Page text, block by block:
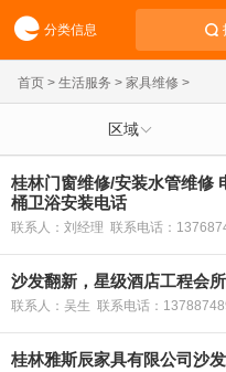
分类信息
首页 > 生活服务 > 家具维修 >
区域
桂林门窗维修/安装水管维修
桶卫浴安装电话
联系人：刘经理 联系电话：
沙发翻新，星级酒店工程会
联系人：吴生 联系电话：
桂林雅斯辰家具有限公司沙